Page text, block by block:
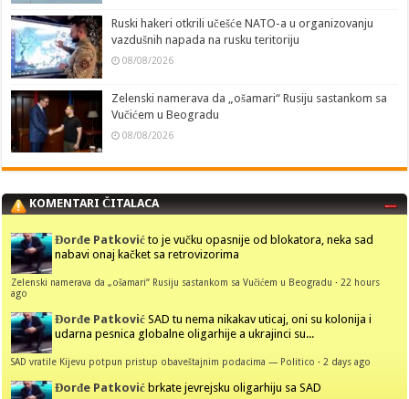
Ruski hakeri otkrili učešće NATO-a u organizovanju
vazdušnih napada na rusku teritoriju
08/08/2026
Zelenski namerava da „ošamari“ Rusiju sastankom sa
Vučićem u Beogradu
08/08/2026
KOMENTARI ČITALACA
Đorđe Patković to je vučku opasnije od blokatora, neka sad
nabavi onaj kačket sa retrovizorima
Zelenski namerava da „ošamari“ Rusiju sastankom sa Vučićem u Beogradu · 22 hours
ago
Đorđe Patković SAD tu nema nikakav uticaj, oni su kolonija i
udarna pesnica globalne oligarhije a ukrajinci su...
SAD vratile Kijevu potpun pristup obaveštajnim podacima — Politico · 2 days ago
Đorđe Patković brkate jevrejsku oligarhiju sa SAD